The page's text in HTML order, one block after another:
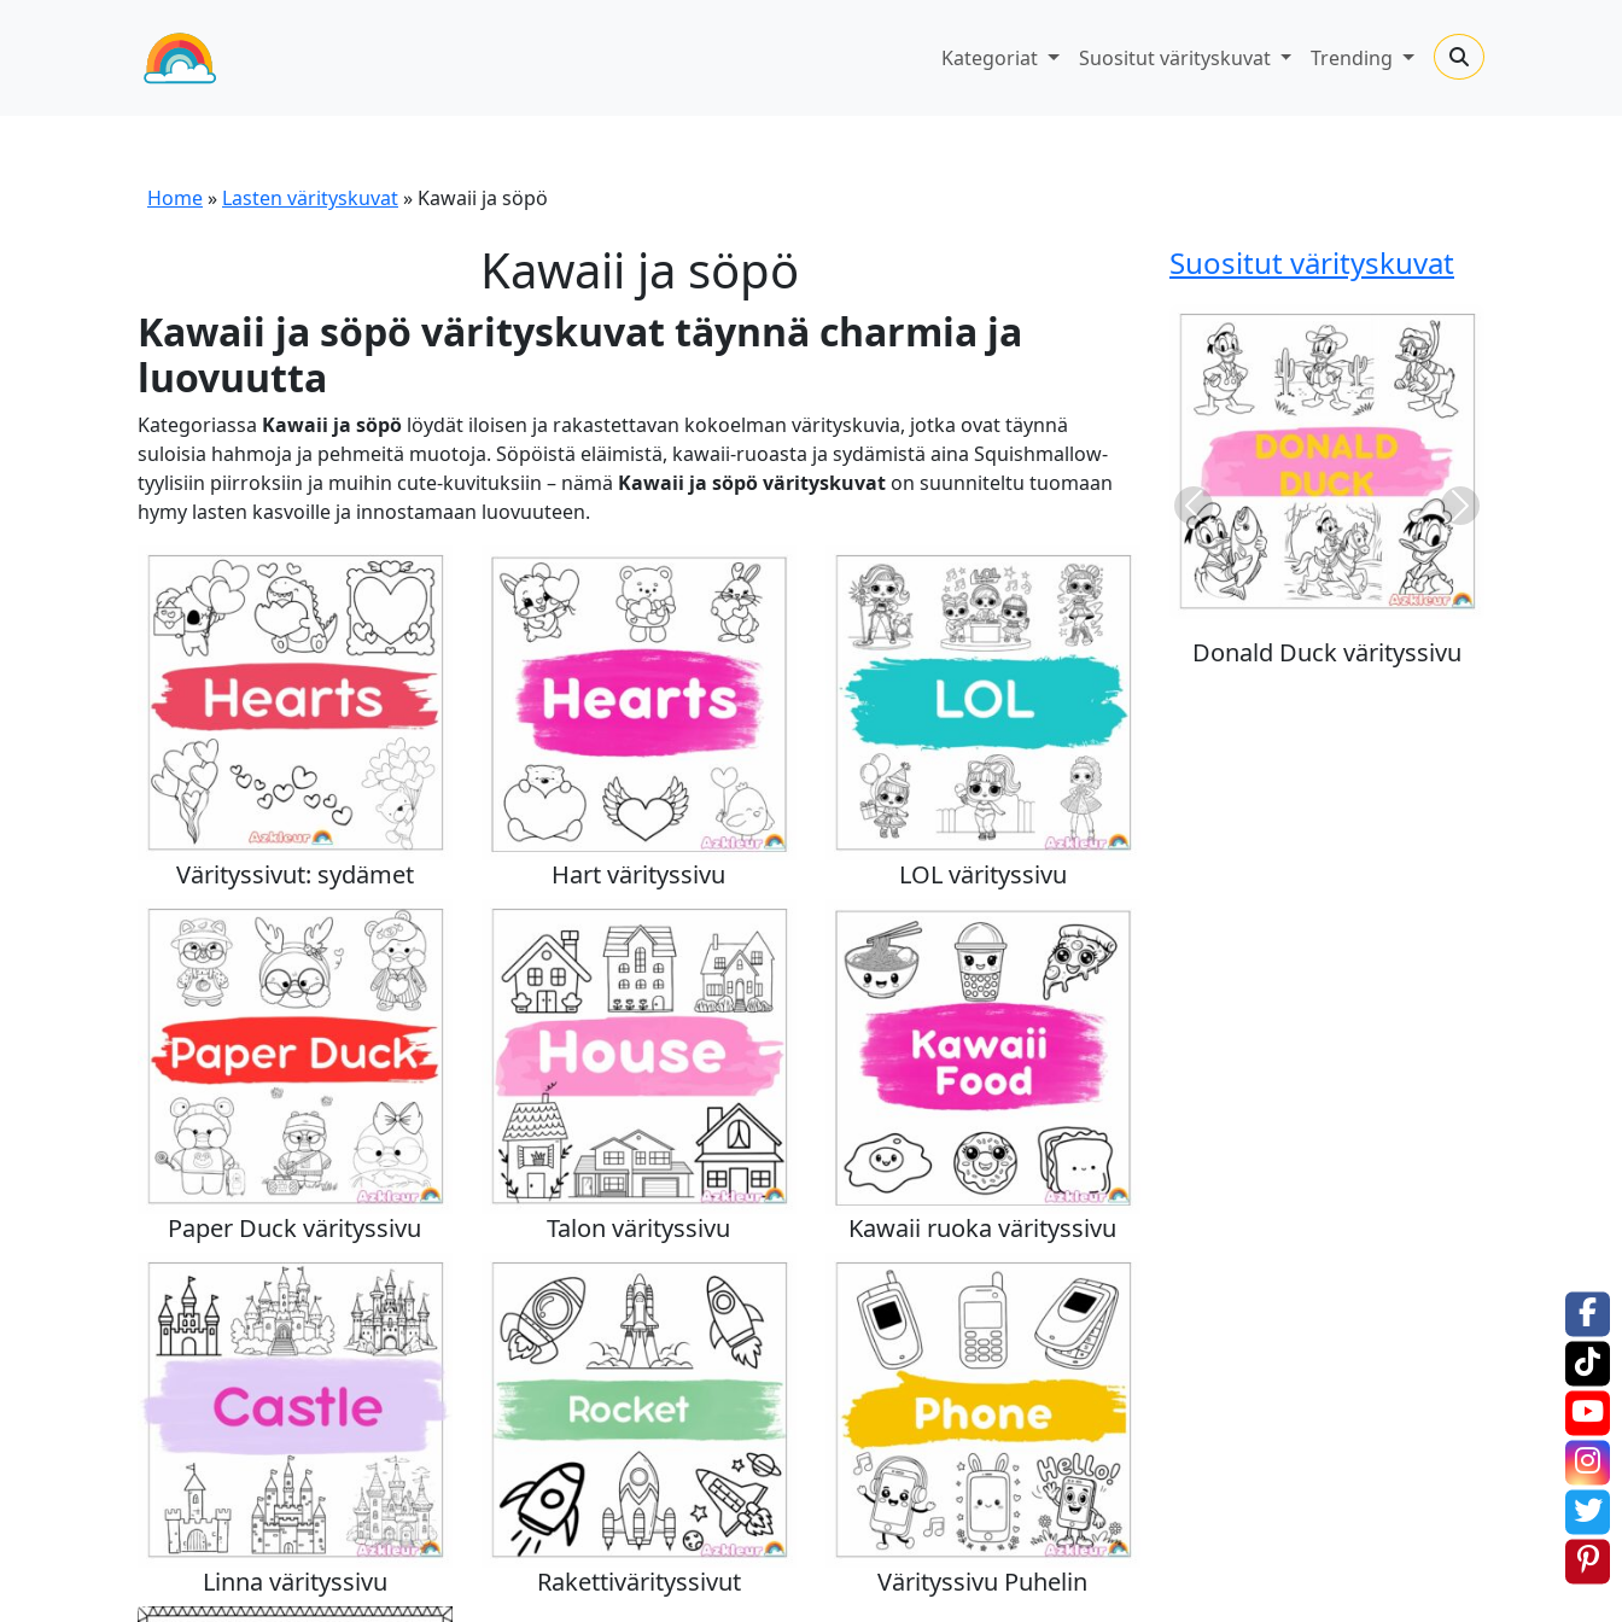
Kategoriat Suositut värityskuvat Trending
Home» Lasten värityskuvat» Kawaii ja söpö
Kawaii ja söpö
Kawaii ja söpö värityskuvat täynnä charmia ja
luovuutta
Kategoriassa Kawaii ja söpö löydät iloisen ja rakastettavan kokoelman värityskuvia, jotka ovat täynnä
suloisia hahmoja ja pehmeitä muotoja. Söpöistä eläimistä, kawaii-ruoasta ja sydämistä aina Squishmallow-
tyylisiin piirroksiin ja muihin cute-kuvituksiin – nämä Kawaii ja söpö värityskuvat on suunniteltu tuomaan
hymy lasten kasvoille ja innostamaan luovuuteen.
Värityssivut: sydämet Hart värityssivu LOL värityssivu
Paper Duck värityssivu Talon värityssivu Kawaii ruoka värityssivu
Linna värityssivu Rakettivärityssivut Värityssivu Puhelin
Suositut värityskuvat
Donald Duck värityssivu
Previous Next